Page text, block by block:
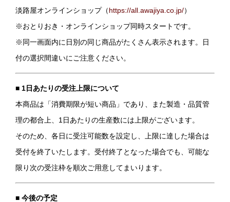
淡路屋オンラインショップ（https://all.awajiya.co.jp/）
※おとりおき・オンラインショップ同時スタートです。
※同一画面内に日別の同じ商品がたくさん表示されます。日
付の選択間違いにご注意ください。
■ 1日あたりの受注上限について
本商品は「消費期限が短い商品」であり、また製造・品質管
理の都合上、1日あたりの生産数には上限がございます。
そのため、各日に受注可能数を設定し、上限に達した場合は
受付を終了いたします。受付終了となった場合でも、可能な
限り次の受注枠を順次ご用意してまいります。
■ 今後の予定